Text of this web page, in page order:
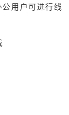
用户可进行线